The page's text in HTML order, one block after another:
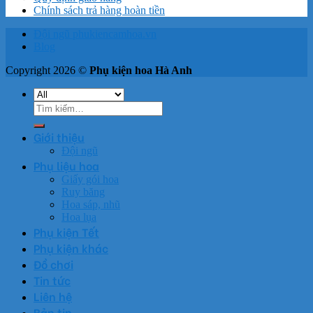
Chính sách trả hàng hoàn tiền
Copyright 2026 © Phụ kiện hoa Hà Anh
Tìm
kiếm:
Giới thiệu
Đội ngũ
Phụ liệu hoa
Giấy gói hoa
Ruy băng
Hoa sáp, nhũ
Hoa lụa
Phụ kiện Tết
Phụ kiện khác
Đồ chơi
Tin tức
Liên hệ